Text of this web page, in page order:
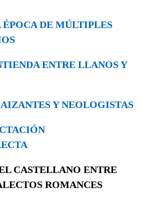
ÉPOCA DE MÚLTIPLES
ENTRE LLANOS Y
Y NEOLOGISTAS
CASTELLANO ENTRE
ROMANCES